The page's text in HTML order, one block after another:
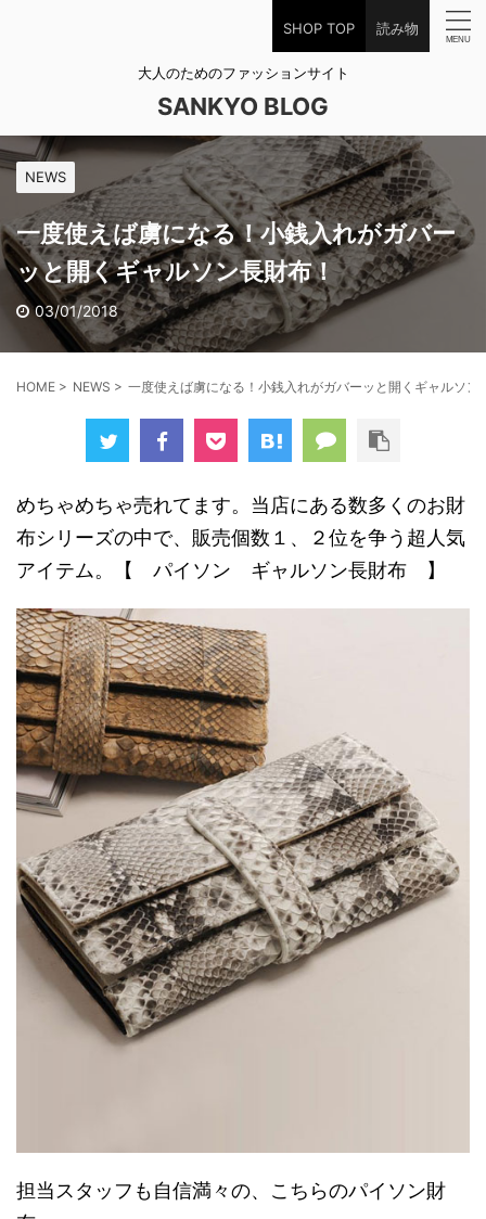
SHOP TOP 読み物
大人のためのファッションサイト
SANKYO BLOG
NEWS
一度使えば虜になる！小銭入れがガバー
ッと開くギャルソン長財布！
03/01/2018
HOME > NEWS > 一度使えば虜になる！小銭入れがガバーッと開くギャルソン
めちゃめちゃ売れてます。当店にある数多くのお財
布シリーズの中で、販売個数１、２位を争う超人気
アイテム。【 パイソン ギャルソン長財布 】
担当スタッフも自信満々の、こちらのパイソン財